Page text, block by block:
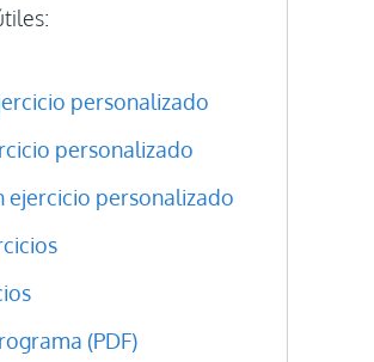
personalizado
personalizado
ejercicio personalizado
(PDF)